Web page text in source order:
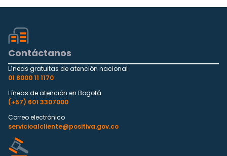
Contáctanos
Líneas gratuitas de atención nacional
01 8000 11 1170
Líneas de atención en Bogotá
(+57) 601 3307000
Correo electrónico
servicioalcliente@positiva.gov.co